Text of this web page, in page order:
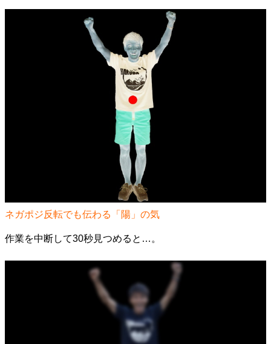
ネガポジ反転でも伝わる「陽」の気
作業を中断して30秒見つめると…。